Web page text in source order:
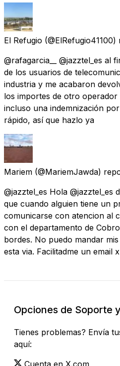
El Refugio
@rafagarcia__ @jazztel_es al
de los usuarios de
industria y me acabaron
los importes de otro
incluso una indemnización
rápido, así que hazlo ya
Mariem (@MariemJawda)
@jazztel_es Hola @jazztel_es
que cuando alguien tiene un
comunicarse con atencion al
con el departamento de
bordes. No puedo mandar
esta via. Facilitadme un email
Opciones de Soporte
Tienes problemas? Envía
aquí:
Cuenta en X.com